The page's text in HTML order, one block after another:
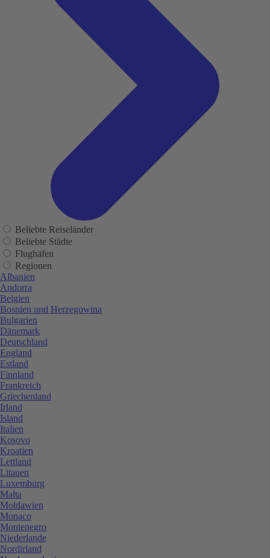
Beliebte Reiseländer
Beliebte Städte
Flughäfen
Regionen
Albanien
Andorra
Belgien
Bosnien und Herzegowina
Bulgarien
Dänemark
Deutschland
England
Estland
Finnland
Frankreich
Griechenland
Irland
Island
Italien
Kosovo
Kroatien
Lettland
Litauen
Luxemburg
Malta
Moldawien
Monaco
Montenegro
Niederlande
Nordirland